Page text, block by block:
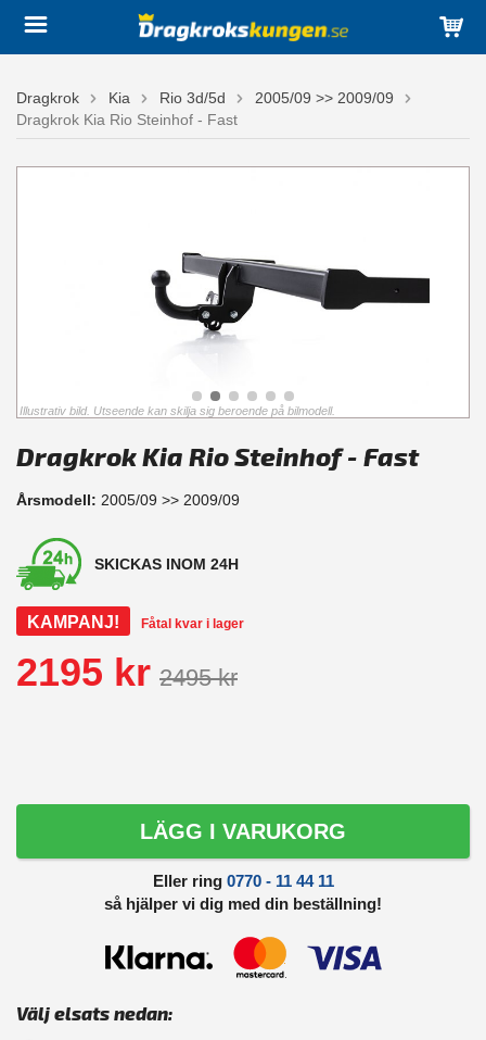
Dragkrok Kia Rio 3d/5d
2005/09 >> 2009/09
Dragkrok Kia Rio Steinhof - Fast
Illustrativ bild. Utseende kan skilja sig beroende på bilmodell.
Dragkrok Kia Rio Steinhof - Fast
Årsmodell: 2005/09 >> 2009/09
SKICKAS INOM 24H
KAMPANJ! Fåtal kvar i lager
2195 kr 2495 kr
LÄGG I VARUKORG
Eller ring 0770 - 11 44 11
så hjälper vi dig med din beställning!
Välj elsats nedan: